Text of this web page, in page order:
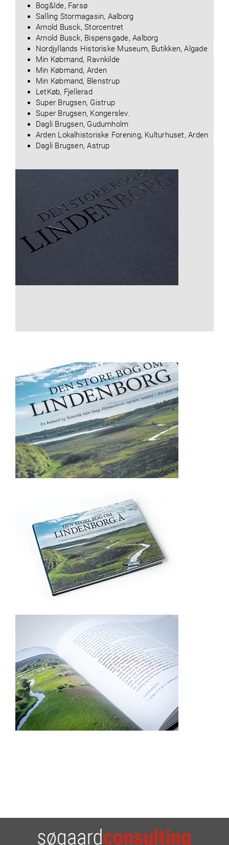
Bog&Ide, Farsø
Salling Stormagasin, Aalborg
Arnold Busck, Storcentret
Arnold Busck, Bispensgade, Aalborg
Nordjyllands Historiske Museum, Butikken, Algade
Min Købmand, Ravnkilde
Min Købmand, Arden
Min Købmand, Blenstrup
LetKøb, Fjellerad
Super Brugsen, Gistrup
Super Brugsen, Kongerslev.
Dagli Brugsen, Gudumholm
Arden Lokalhistoriske Forening, Kulturhuset, Arden
Dagli Brugsen, Astrup